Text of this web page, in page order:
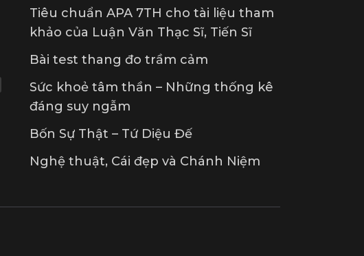
Tiêu chuẩn APA 7TH cho tài liệu tham
khảo của Luận Văn Thạc Sĩ, Tiến Sĩ
Bài test thang đo trầm cảm
Sức khoẻ tâm thần – Những thống kê
đáng suy ngẫm
Bốn Sự Thật – Tứ Diệu Đế
Nghệ thuật, Cái đẹp và Chánh Niệm